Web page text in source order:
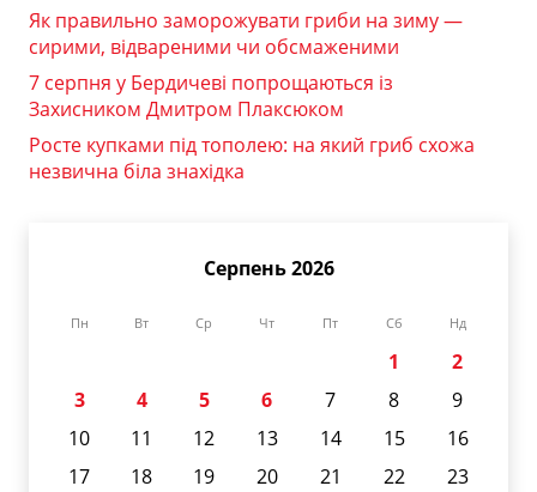
Як правильно заморожувати гриби на зиму —
сирими, відвареними чи обсмаженими
7 серпня у Бердичеві попрощаються із
Захисником Дмитром Плаксюком
Росте купками під тополею: на який гриб схожа
незвична біла знахідка
Серпень 2026
Пн Вт Ср Чт Пт Сб Нд
1
2
3
4 5 6 7 8
9
10
11 12 13 14 15
16
17
18 19 20 21 22
23